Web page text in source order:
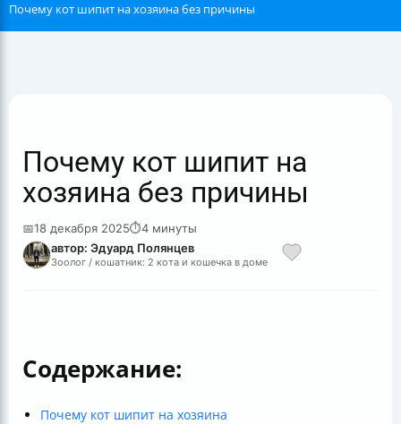
Почему кот шипит на хозяина без причины
Почему кот шипит на
хозяина без причины
📅18 декабря 2025⏱4 минуты
автор: Эдуард Полянцев
Зоолог / кошатник: 2 кота и кошечка в доме
Содержание:
Почему кот шипит на хозяина